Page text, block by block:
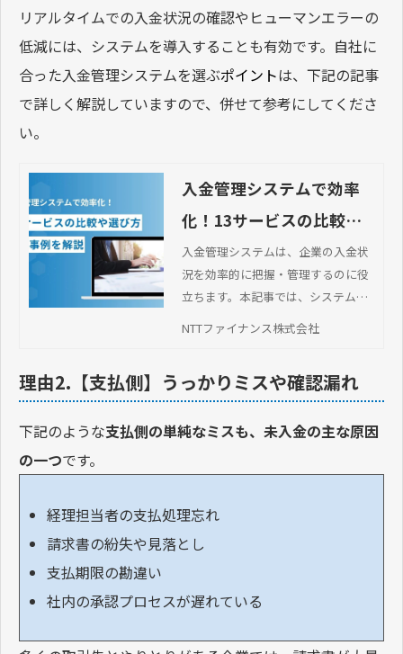
リアルタイムでの入金状況の確認やヒューマンエラーの
低減には、システムを導入することも有効です。自社に
合った入金管理システムを選ぶポイントは、下記の記事
で詳しく解説していますので、併せて参考にしてくださ
い。
入金管理システムで効率
化！13サービスの比較や
選び方、導入事例を解説
入金管理システムは、企業の入金状
況を効率的に把握・管理するのに役
立ちます。本記事では、システムを
導入するメリットや選び方、おすす
NTTファイナンス株式会社
理由2.【支払側】うっかりミスや確認漏れ
下記のような支払側の単純なミスも、未入金の主な原因
の一つです。
経理担当者の支払処理忘れ
請求書の紛失や見落とし
支払期限の勘違い
社内の承認プロセスが遅れている